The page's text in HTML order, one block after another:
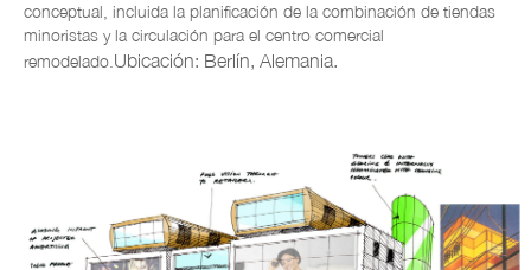
conceptual, incluida la planificación de la combinación de tiendas
minoristas y la circulación para el centro comercial
remodelado. Ubicación: Berlín, Alemania.